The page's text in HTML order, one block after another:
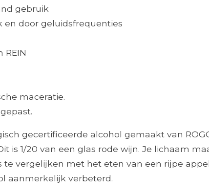
gebruik
en door geluidsfrequenties
REIN
maceratie.
gecertificeerde alcohol gemaakt van
is 1/20 van een glas rode wijn. Je lichaam
te vergelijken met het eten van een rijpe
aanmerkelijk verbeterd.